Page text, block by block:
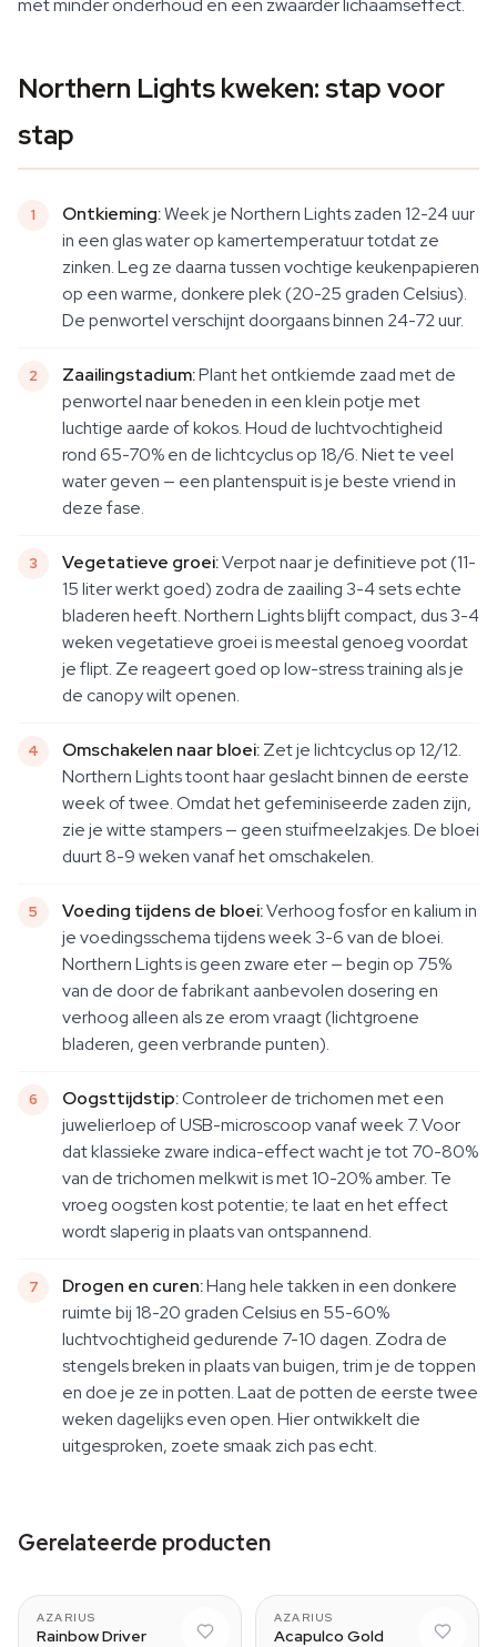
met minder onderhoud en een zwaarder lichaamseffect.
Northern Lights kweken: stap voor
stap
Ontkieming:Week je Northern Lights zaden 12-24 uur
in een glas water op kamertemperatuur totdat ze
zinken. Leg ze daarna tussen vochtige keukenpapieren
op een warme, donkere plek (20-25 graden Celsius).
De penwortel verschijnt doorgaans binnen 24-72 uur.
Zaailingstadium:Plant het ontkiemde zaad met de
penwortel naar beneden in een klein potje met
luchtige aarde of kokos. Houd de luchtvochtigheid
rond 65-70% en de lichtcyclus op 18/6. Niet te veel
water geven — een plantenspuit is je beste vriend in
deze fase.
Vegetatieve groei:Verpot naar je definitieve pot (11-
15 liter werkt goed) zodra de zaailing 3-4 sets echte
bladeren heeft. Northern Lights blijft compact, dus 3-4
weken vegetatieve groei is meestal genoeg voordat
je flipt. Ze reageert goed op low-stress training als je
de canopy wilt openen.
Omschakelen naar bloei:Zet je lichtcyclus op 12/12.
Northern Lights toont haar geslacht binnen de eerste
week of twee. Omdat het gefeminiseerde zaden zijn,
zie je witte stampers — geen stuifmeelzakjes. De bloei
duurt 8-9 weken vanaf het omschakelen.
Voeding tijdens de bloei:Verhoog fosfor en kalium in
je voedingsschema tijdens week 3-6 van de bloei.
Northern Lights is geen zware eter — begin op 75%
van de door de fabrikant aanbevolen dosering en
verhoog alleen als ze erom vraagt (lichtgroene
bladeren, geen verbrande punten).
Oogsttijdstip:Controleer de trichomen met een
juwelierloep of USB-microscoop vanaf week 7. Voor
dat klassieke zware indica-effect wacht je tot 70-80%
van de trichomen melkwit is met 10-20% amber. Te
vroeg oogsten kost potentie; te laat en het effect
wordt slaperig in plaats van ontspannend.
Drogen en curen:Hang hele takken in een donkere
ruimte bij 18-20 graden Celsius en 55-60%
luchtvochtigheid gedurende 7-10 dagen. Zodra de
stengels breken in plaats van buigen, trim je de toppen
en doe je ze in potten. Laat de potten de eerste twee
weken dagelijks even open. Hier ontwikkelt die
uitgesproken, zoete smaak zich pas echt.
Gerelateerde producten
AZARIUS
Rainbow Driver
AZARIUS
Acapulco Gold